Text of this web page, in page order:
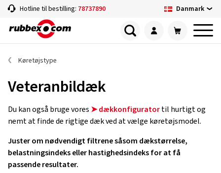
Hotline til bestilling: 78737890 Danmark
Køretøjstype
Veteranbildæk
Du kan også bruge vores ➤ dækkonfiguratortil hurtigt og
nemt at finde de rigtige dæk ved at vælge køretøjsmodel.
Juster om nødvendigt filtrene såsom dækstørrelse,
belastningsindeks eller hastighedsindeks for at få
passende resultater.